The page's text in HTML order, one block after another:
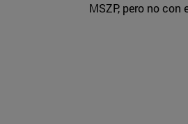
MSZP, pero no